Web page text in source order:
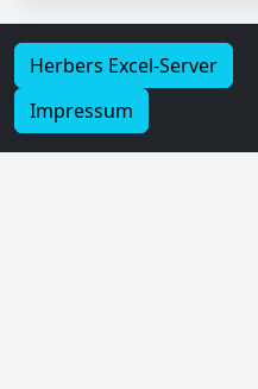
Herbers Excel-Server
Impressum